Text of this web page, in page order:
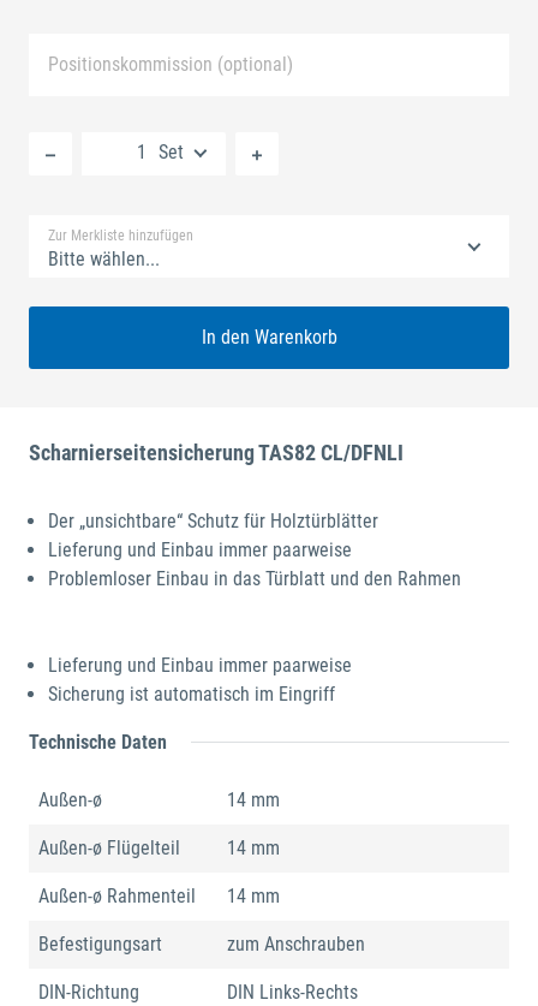
Positionskommission (optional)
Set
Zur Merkliste hinzufügen
Bitte wählen...
In den Warenkorb
Scharnierseitensicherung TAS82 CL/DFNLI
Der „unsichtbare“ Schutz für Holztürblätter
Lieferung und Einbau immer paarweise
Problemloser Einbau in das Türblatt und den Rahmen
Lieferung und Einbau immer paarweise
Sicherung ist automatisch im Eingriff
Technische Daten
Außen-ø 14 mm
Außen-ø Flügelteil 14 mm
Außen-ø Rahmenteil 14 mm
Befestigungsart zum Anschrauben
DIN-Richtung DIN Links-Rechts